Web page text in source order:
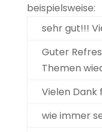
beispielsweise:
sehr gut!!!
Guter
Themen
Vielen Dank
wie immer